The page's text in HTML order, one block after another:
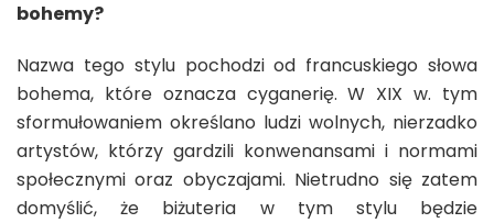
bohemy?
Nazwa tego stylu pochodzi od francuskiego słowa
bohema, które oznacza cyganerię. W XIX w. tym
sformułowaniem określano ludzi wolnych, nierzadko
artystów, którzy gardzili konwenansami i normami
społecznymi oraz obyczajami. Nietrudno się zatem
domyślić, że biżuteria w tym stylu będzie